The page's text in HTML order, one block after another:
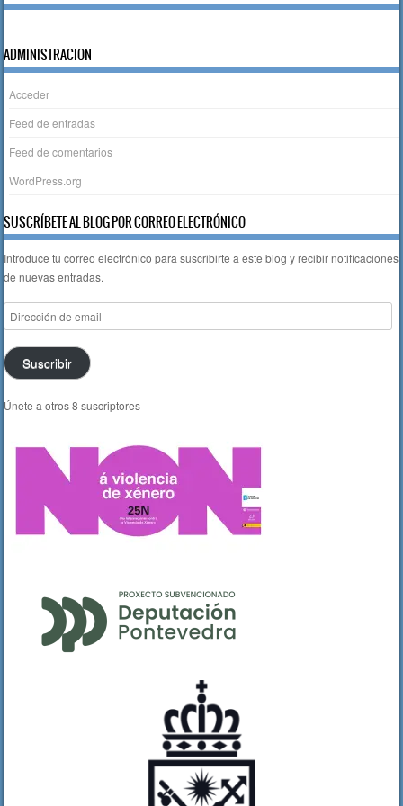
k
ADMINISTRACION
Acceder
Feed de entradas
Feed de comentarios
WordPress.org
SUSCRÍBETE AL BLOG POR CORREO ELECTRÓNICO
Introduce tu correo electrónico para suscribirte a este blog y recibir notificaciones
de nuevas entradas.
Dirección
de
email
Suscribir
Únete a otros 8 suscriptores